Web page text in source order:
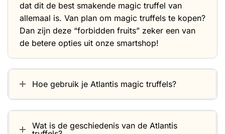
dat dit de best smakende magic truffel van
allemaal is. Van plan om magic truffels te kopen?
Dan zijn deze “forbidden fruits” zeker een van
de betere opties uit onze smartshop!
Hoe gebruik je Atlantis magic truffels?
Wat is de geschiedenis van de Atlantis